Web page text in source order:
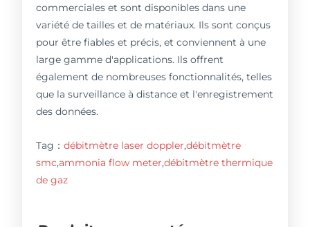
commerciales et sont disponibles dans une
variété de tailles et de matériaux. Ils sont conçus
pour être fiables et précis, et conviennent à une
large gamme d'applications. Ils offrent
également de nombreuses fonctionnalités, telles
que la surveillance à distance et l'enregistrement
des données.
Tag：débitmètre laser doppler,débitmètre
smc,ammonia flow meter,débitmètre thermique
de gaz